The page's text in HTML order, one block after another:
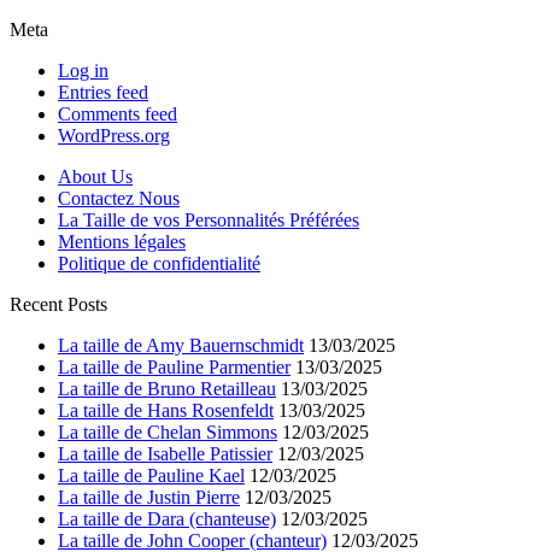
Meta
Log in
Entries feed
Comments feed
WordPress.org
About Us
Contactez Nous
La Taille de vos Personnalités Préférées
Mentions légales
Politique de confidentialité
Recent Posts
La taille de Amy Bauernschmidt 13/03/2025
La taille de Pauline Parmentier 13/03/2025
La taille de Bruno Retailleau 13/03/2025
La taille de Hans Rosenfeldt 13/03/2025
La taille de Chelan Simmons 12/03/2025
La taille de Isabelle Patissier 12/03/2025
La taille de Pauline Kael 12/03/2025
La taille de Justin Pierre 12/03/2025
La taille de Dara (chanteuse) 12/03/2025
La taille de John Cooper (chanteur) 12/03/2025